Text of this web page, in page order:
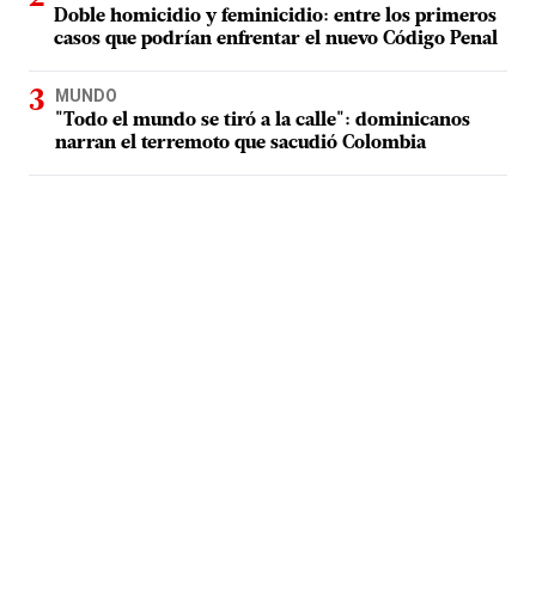
Doble homicidio y feminicidio: entre los primeros
casos que podrían enfrentar el nuevo Código Penal
MUNDO
"Todo el mundo se tiró a la calle": dominicanos
narran el terremoto que sacudió Colombia